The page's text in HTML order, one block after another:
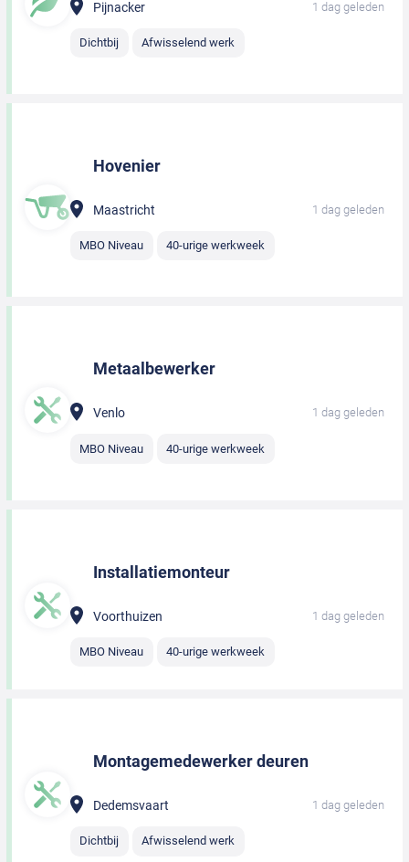
Pijnacker 1 dag geleden
Dichtbij Afwisselend werk
Hovenier
Maastricht 1 dag geleden
MBO Niveau 40-urige werkweek
Metaalbewerker
Venlo 1 dag geleden
MBO Niveau 40-urige werkweek
Installatiemonteur
Voorthuizen 1 dag geleden
MBO Niveau 40-urige werkweek
Montagemedewerker deuren
Dedemsvaart 1 dag geleden
Dichtbij Afwisselend werk